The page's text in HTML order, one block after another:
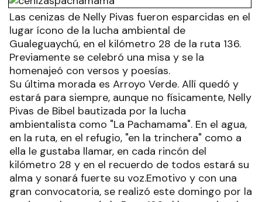
Las cenizas de Nelly Pivas fueron esparcidas en el
lugar ícono de la lucha ambiental de
Gualeguaychú, en el kilómetro 28 de la ruta 136.
Previamente se celebró una misa y se la
homenajeó con versos y poesías.
Su última morada es Arroyo Verde. Allí quedó y
estará para siempre, aunque no físicamente, Nelly
Pivas de Bibel bautizada por la lucha
ambientalista como "La Pachamama". En el agua,
en la ruta, en el refugio, "en la trinchera" como a
ella le gustaba llamar, en cada rincón del
kilómetro 28 y en el recuerdo de todos estará su
alma y sonará fuerte su voz.Emotivo y con una
gran convocatoria, se realizó este domingo por la